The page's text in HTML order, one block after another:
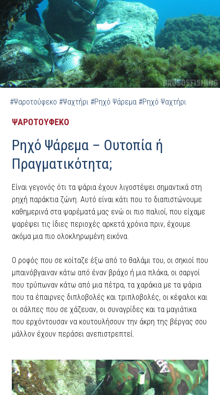
#Ψαροτούφεκο #Ψαχτήρι #Ρηχό Ψάρεμα #Ρηχό Ψαχτήρι
ΨΑΡΟΤΟΥΦΕΚΟ
Ρηχό Ψάρεμα – Ουτοπία ή
Πραγματικότητα;
Είναι γεγονός ότι τα ψάρια έχουν λιγοστέψει σημαντικά στη
ρηχή παράκτια ζώνη. Αυτό είναι κάτι που το διαπιστώνουμε
καθημερινά στα ψαρέματά μας ενώ οι πιο παλιοί, που είχαμε
ψαρέψει τις ίδιες περιοχές αρκετά χρόνια πριν, έχουμε
ακόμα μια πιο ολοκληρωμένη εικόνα.
Ο ροφός που σε κοίταζε έξω από το θαλάμι του, οι σηκιοί που
μπαινόβγαιναν κάτω από έναν βράχο ή μια πλάκα, οι σαργοί
που τρύπωναν κάτω από μια πέτρα, τα χαράκια με τα ψάρια
που τα έπαιρνες διπλοβολές και τριπλοβολές, οι κέφαλοι και
οι σάλπες που σε χάζευαν, οι συναγρίδες και τα μαγιάτικα
που ερχόντουσαν να κουτουλήσουν την άκρη της βέργας σου
μάλλον έχουν περάσει ανεπιστρεπτεί.